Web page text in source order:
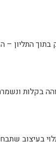
בתוך התליון
בקלות
בעיצוב